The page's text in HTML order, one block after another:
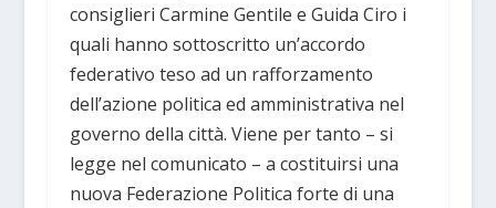
consiglieri Carmine Gentile e Guida Ciro i
quali hanno sottoscritto un’accordo
federativo teso ad un rafforzamento
dell’azione politica ed amministrativa nel
governo della città. Viene per tanto – si
legge nel comunicato – a costituirsi una
nuova Federazione Politica forte di una